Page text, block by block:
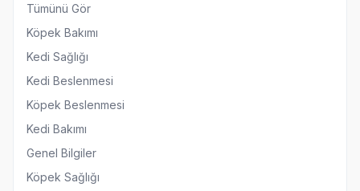
Tümünü Gör
Köpek Bakımı
Kedi Sağlığı
Kedi Beslenmesi
Köpek Beslenmesi
Kedi Bakımı
Genel Bilgiler
Köpek Sağlığı